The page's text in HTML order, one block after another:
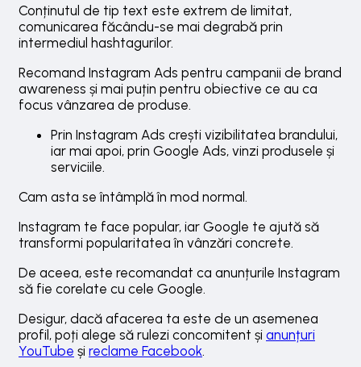
Conținutul de tip text este extrem de limitat,
comunicarea făcându-se mai degrabă prin
intermediul hashtagurilor.
Recomand Instagram Ads pentru campanii de brand
awareness și mai puțin pentru obiective ce au ca
focus vânzarea de produse.
Prin Instagram Ads crești vizibilitatea brandului,
iar mai apoi, prin Google Ads, vinzi produsele și
serviciile.
Cam asta se întâmplă în mod normal.
Instagram te face popular, iar Google te ajută să
transformi popularitatea în vânzări concrete.
De aceea, este recomandat ca anunțurile Instagram
să fie corelate cu cele Google.
Desigur, dacă afacerea ta este de un asemenea
profil, poți alege să rulezi concomitent și anunțuri
YouTube și reclame Facebook.